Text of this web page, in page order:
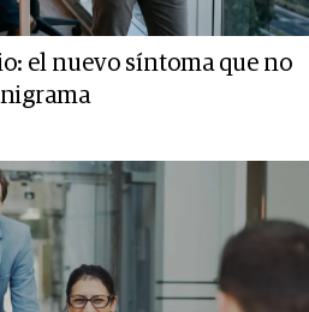
el nuevo síntoma que no